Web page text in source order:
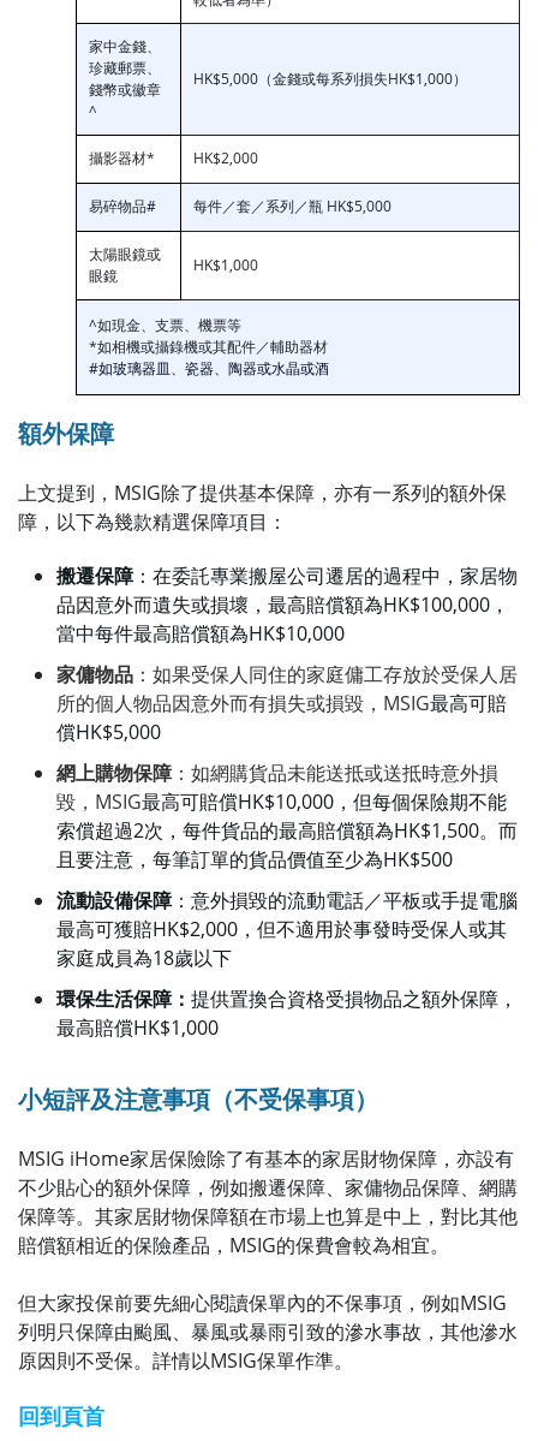
家中金錢、
珍藏郵票、
錢幣或徽章
^
HK$5,000（金錢或每系列損失HK$1,000）
攝影器材* HK$2,000
易碎物品# 每件／套／系列／瓶 HK$5,000
太陽眼鏡或
眼鏡
HK$1,000
^如現金、支票、機票等
*如相機或攝錄機或其配件／輔助器材
#如玻璃器皿、瓷器、陶器或水晶或酒
額外保障
上文提到，MSIG除了提供基本保障，亦有一系列的額外保
障，以下為幾款精選保障項目：
搬遷保障 ：在委託專業搬屋公司遷居的過程中，家居物
品因意外而遺失或損壞，最高賠償額為HK$100,000 ，
當中每件最高賠償額為HK$10,000
家傭物品 ：如果受保人同住的家庭傭工存放於受保人居
所的個人物品因意外而有損失或損毀， MSIG最高可賠
償HK$5,000
網上購物保障 ：如網購貨品未能送抵或送抵時意外損
毀， MSIG最高可賠償HK$10,000 ，但每個保險期不能
索償超過2次，每件貨品的最高賠償額為HK$1,500。而
且要注意，每筆訂單的貨品價值至少為HK$500
流動設備保障 ：意外損毀的流動電話／平板或手提電腦
最高可獲賠HK$2,000 ，但不適用於事發時受保人或其
家庭成員為18歲以下
環保生活保障： 提供置換合資格受損物品之額外保障，
最高賠償HK$1,000
小短評及注意事項（不受保事項）
MSIG iHome家居保險除了有基本的家居財物保障，亦設有
不少貼心的額外保障，例如搬遷保障、家傭物品保障、網購
保障等。其家居財物保障額在市場上也算是中上，對比其他
賠償額相近的保險產品，MSIG的保費會較為相宜。
但大家投保前要先細心閱讀保單內的不保事項，例如MSIG
列明只保障由颱風、暴風或暴雨引致的滲水事故，其他滲水
原因則不受保。詳情以MSIG保單作準。
回到頁首